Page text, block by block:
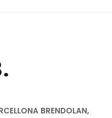
BRENDOLAN,